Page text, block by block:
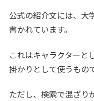
公式の紹介文には、大
書かれています。
これはキャラクターと
掛かりとして使うもの
ただし、検索で混ざり